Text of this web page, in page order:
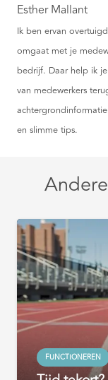
Esther Mallant
Ik ben ervan
omgaat met je
bedrijf. Daar help ik
van medewerkers
en slimme tips.
FUNCTIONEREN